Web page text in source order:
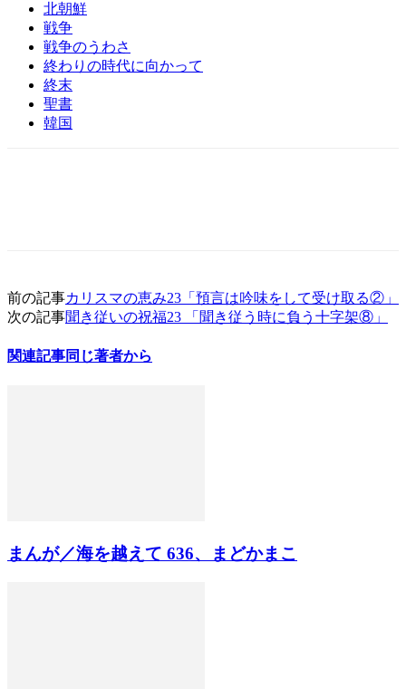
北朝鮮
戦争
戦争のうわさ
終わりの時代に向かって
終末
聖書
韓国
前の記事カリスマの恵み23「預言は吟味をして受け取る②」
次の記事聞き従いの祝福23 「聞き従う時に負う十字架⑧」
関連記事同じ著者から
まんが／海を越えて 636、まどかまこ